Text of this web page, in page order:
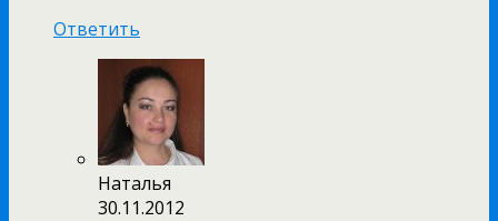
Ответить
Наталья
30.11.2012